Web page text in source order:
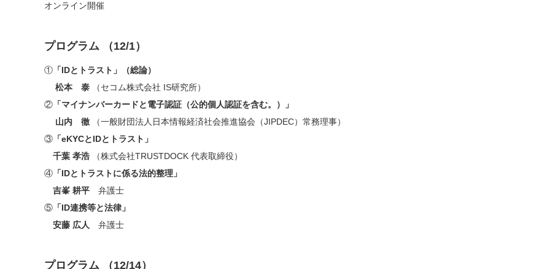
オンライン開催
プログラム （12/1）
① 「IDとトラスト」（総論）
松本 泰 （セコム株式会社 IS研究所）
② 「マイナンバーカードと電子認証（公的個人認証を含む。）」
山内 徹 （一般財団法人日本情報経済社会推進協会（JIPDEC）常務理事）
③ 「eKYCとIDとトラスト」
千葉 孝浩 （株式会社TRUSTDOCK 代表取締役）
④ 「IDとトラストに係る法的整理」
吉峯 耕平 弁護士
⑤ 「ID連携等と法律」
安藤 広人
弁護士
プログラム （12/14）